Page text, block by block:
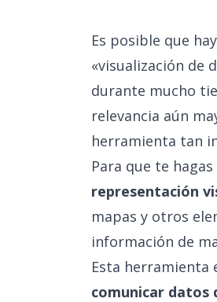
Es posible que
«visualización de
durante mucho
relevancia aún
herramienta tan
Para que te
representación
mapas y otros
información de
Esta herramienta
comunicar datos